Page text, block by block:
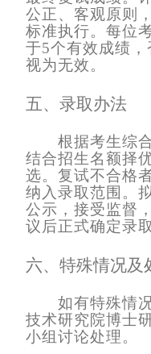
公正、客观原则
标准执行。每位
于5个有效成绩
视为无效。
五、 录取办法
根据考生综
结合招生名额择
选。复试不合格
纳入录取范围。
公示，接受监督
议后正式确定录
六、 特殊情况及
如有特殊情
技术研究院博士
小组讨论处理。